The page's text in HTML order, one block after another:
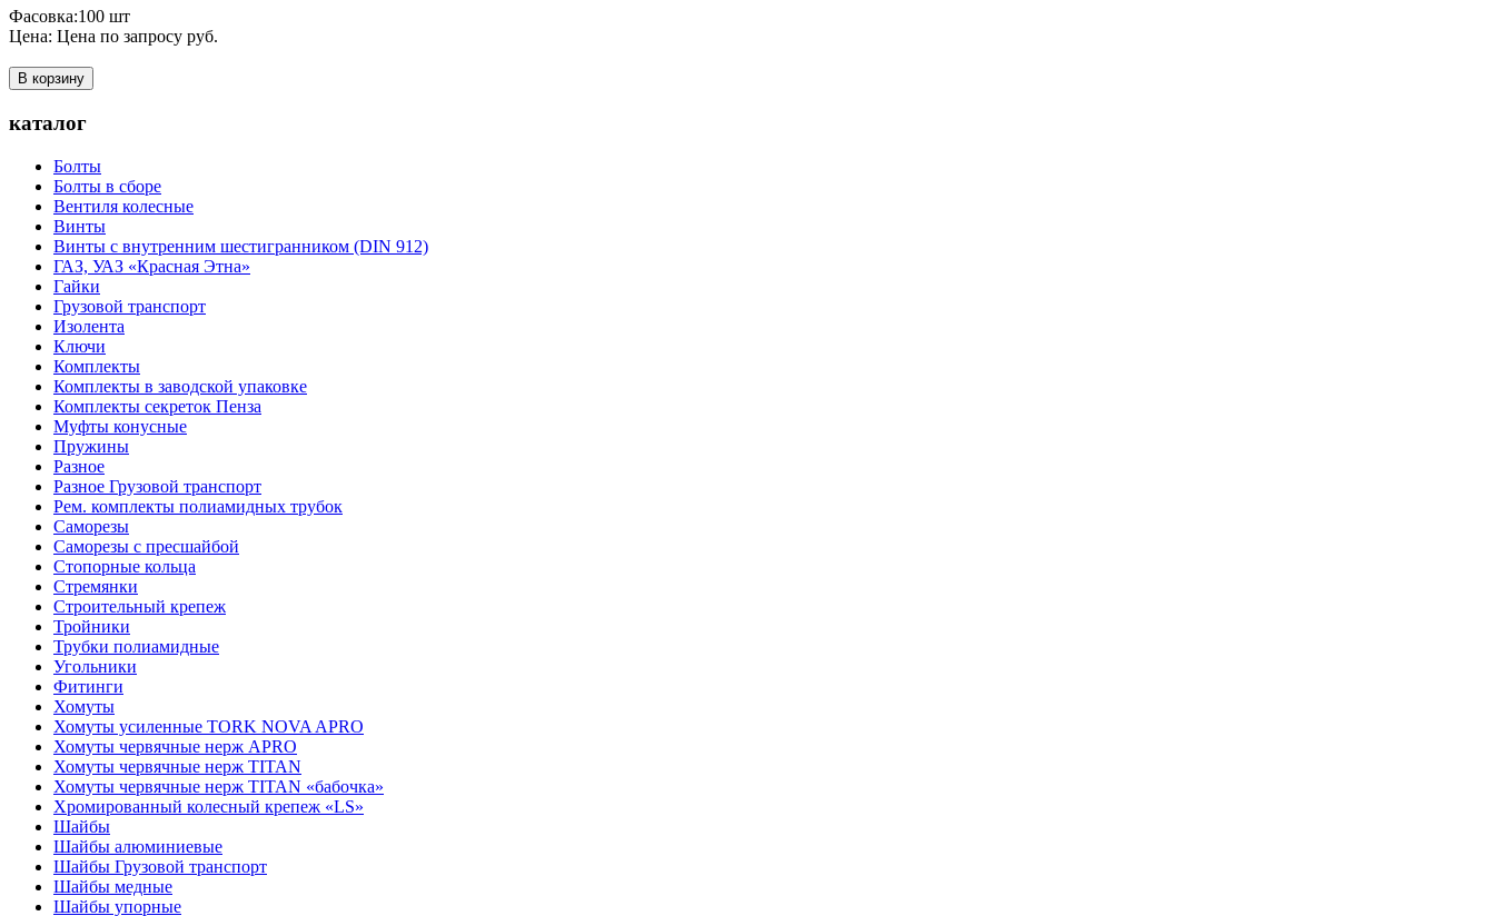
Фасовка:100 шт
Цена: Цена по запросу руб.
В корзину
каталог
Болты
Болты в сборе
Вентиля колесные
Винты
Винты с внутренним шестигранником (DIN 912)
ГАЗ, УАЗ «Красная Этна»
Гайки
Грузовой транспорт
Изолента
Ключи
Комплекты
Комплекты в заводской упаковке
Комплекты секреток Пенза
Муфты конусные
Пружины
Разное
Разное Грузовой транспорт
Рем. комплекты полиамидных трубок
Саморезы
Саморезы с пресшайбой
Стопорные кольца
Стремянки
Строительный крепеж
Тройники
Трубки полиамидные
Угольники
Фитинги
Хомуты
Хомуты усиленные TORK NOVA APRO
Хомуты червячные нерж APRO
Хомуты червячные нерж TITAN
Хомуты червячные нерж TITAN «бабочка»
Хромированный колесный крепеж «LS»
Шайбы
Шайбы алюминиевые
Шайбы Грузовой транспорт
Шайбы медные
Шайбы упорные